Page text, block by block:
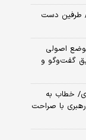
طرفین دست
اصولی
گفت‌وگو و
خطاب به
با صراحت